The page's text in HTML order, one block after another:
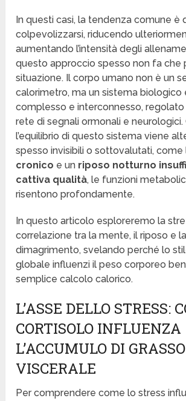
In questi casi, la tendenza comune è
colpevolizzarsi, riducendo
aumentando l’intensità degli
questo approccio spesso non fa che
situazione. Il corpo umano non è un
calorimetro, ma un sistema
complesso e interconnesso,
rete di segnali ormonali e neurologici.
l’equilibrio di questo sistema viene
spesso invisibili o sottovalutati,
cronico e un riposo notturno
cattiva qualità, le funzioni
risentono profondamente.
In questo articolo esploreremo la
correlazione tra la mente, il riposo e
dimagrimento, svelando perché lo
globale influenzi il peso corporeo
semplice calcolo calorico.
L’ASSE DELLO STRESS:
CORTISOLO INFLUENZA
L’ACCUMULO DI GRASSO
VISCERALE
Per comprendere come lo stress